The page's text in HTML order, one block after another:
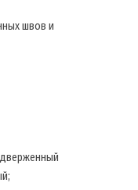
швов и